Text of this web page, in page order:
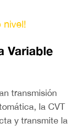
nivel!
Variable
transmisión
la CVT
y transmite la